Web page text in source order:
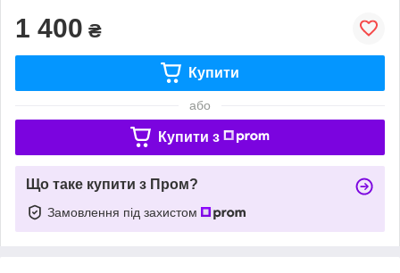
1 400 ₴
Купити
або
Купити з
Що таке купити з Пром?
Замовлення під захистом